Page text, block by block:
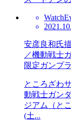
Watch
安彦良和氏
／機動戦士
限定ガンプ
ところざわ
動戦士ガン
ジアム（と
(土...